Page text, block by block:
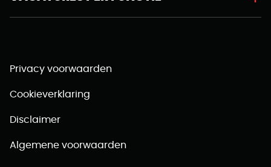
Privacy voorwaarden
Cookieverklaring
Disclaimer
Algemene voorwaarden